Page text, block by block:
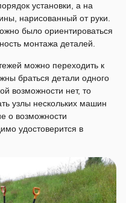
установки, а на
нарисованный от руки.
было ориентироваться
монтажа деталей.
можно переходить к
браться детали одного
возможности нет, то
узлы нескольких машин
о возможности
удостоверится в